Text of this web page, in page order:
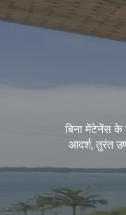
बिना मेंटेनेंस के
आदर्श, तुरंत